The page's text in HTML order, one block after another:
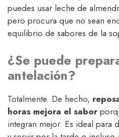
puedes usar leche de
pero procura que no sean
equilibrio de sabores de la
¿Se puede
antelación?
Totalmente. De hecho,
horas mejora el sabor
integran mejor. Es ideal para